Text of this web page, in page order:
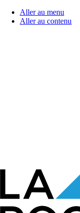
Aller au menu
Aller au contenu